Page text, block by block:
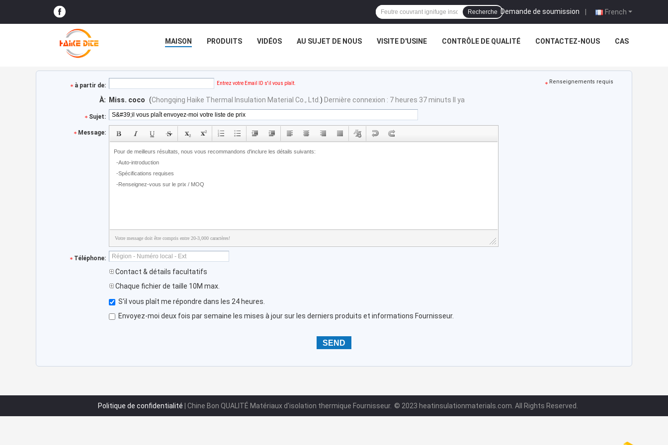
French
Demande de soumission |
Recherche
MAISON PRODUITS VIDÉOS AU SUJET DE NOUS VISITE D'USINE CONTRÔLE DE QUALITÉ CONTACTEZ-NOUS CAS
à partir de: Entrez votre Email ID s'il vous plaît. Renseignements requis
À: Miss. coco (Chongqing Haike Thermal Insulation Material Co., Ltd. ) Dernière connexion : 7 heures 37 minuts Il ya
Sujet:
Message:
Votre message doit être compris entre 20-3,000 caractères!
Téléphone:
Contact & détails facultatifs
Chaque fichier de taille 10M max.
S'il vous plaît me répondre dans les 24 heures.
Envoyez-moi deux fois par semaine les mises à jour sur les derniers produits et informations Fournisseur.
Politique de confidentialité | Chine Bon QUALITÉ Matériaux d'isolation thermique Fournisseur. © 2023 heatinsulationmaterials.com. All Rights Reserved.